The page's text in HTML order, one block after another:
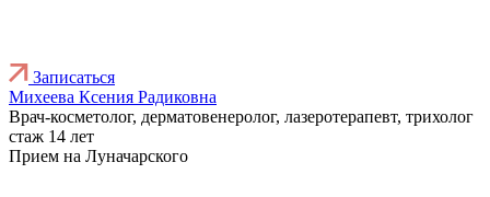
Записаться
Михеева Ксения Радиковна
Врач-косметолог, дерматовенеролог, лазеротерапевт, трихолог
стаж 14 лет
Прием на Луначарского